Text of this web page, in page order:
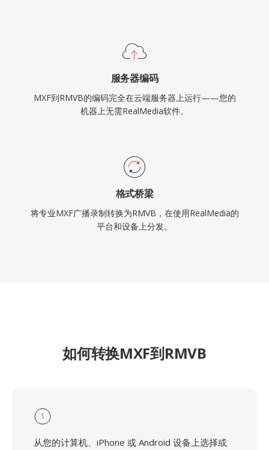
服务器编码
MXF到RMVB的编码完全在云端服务器上运行——您的
机器上无需RealMedia软件。
格式桥梁
将专业MXF广播录制转换为RMVB，在使用RealMedia的
平台和设备上分发。
如何转换MXF到RMVB
1
从您的计算机、iPhone 或 Android 设备上选择或